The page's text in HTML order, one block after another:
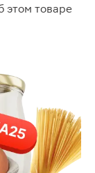
этом товаре